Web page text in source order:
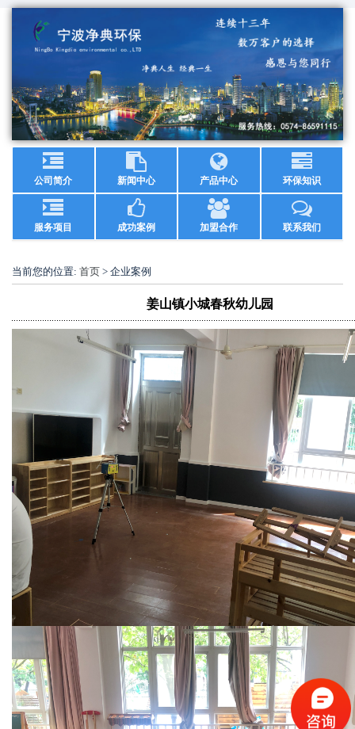
公司简介 新闻中心 产品中心 环保知识
服务项目 成功案例 加盟合作 联系我们
当前您的位置: 首页 > 企业案例
姜山镇小城春秋幼儿园